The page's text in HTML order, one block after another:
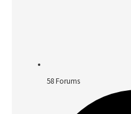
58Forums